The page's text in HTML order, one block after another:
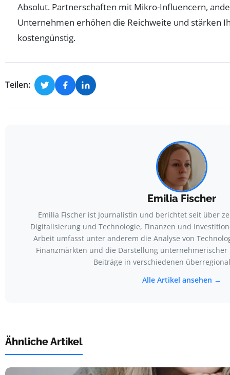
Absolut. Partnerschaften mit Mikro-Influencern,
Unternehmen erhöhen die Reichweite und stärken
kostengünstig.
Teilen:
Emilia Fischer
Emilia Fischer ist Journalistin und berichtet seit über
Digitalisierung und Technologie, Finanzen und
Arbeit umfasst unter anderem die Analyse von
Finanzmärkten und die Darstellung
Beiträge in verschiedenen
Alle Artikel ansehen →
Ähnliche Artikel